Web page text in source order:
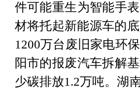
件可能重生为智能手
材将托起新能源车的
1200万台废旧家电环
阳市的报废汽车拆解
少碳排放1.2万吨。湖